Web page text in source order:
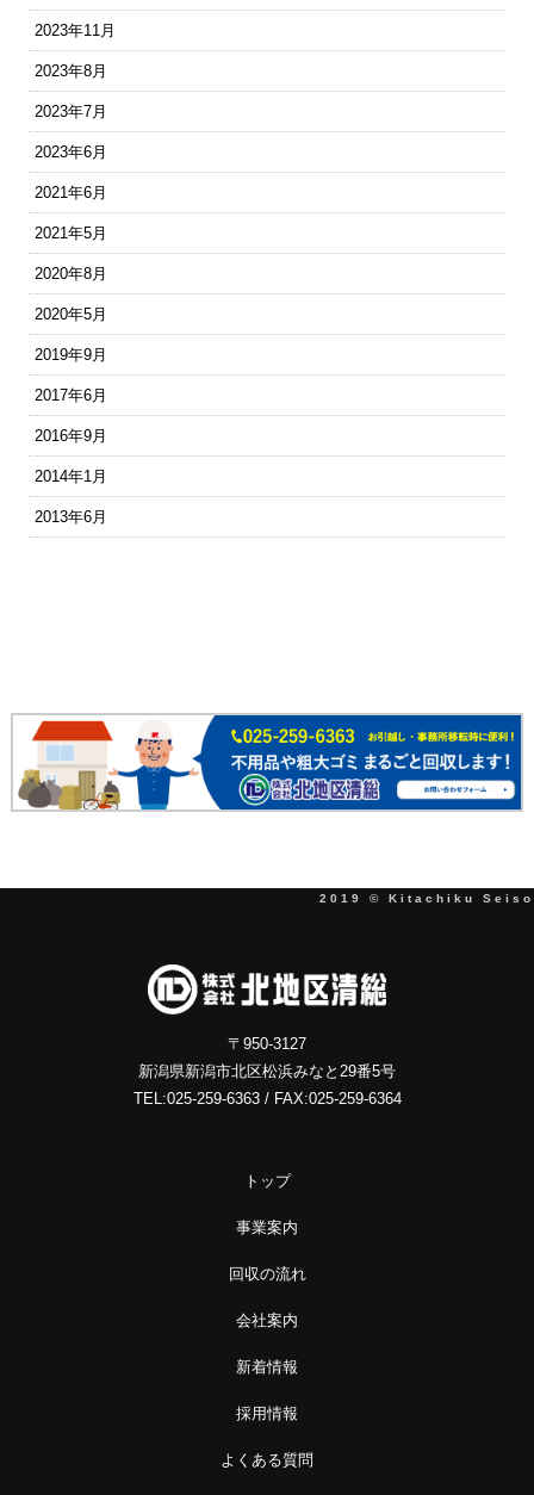
2023年11月
2023年8月
2023年7月
2023年6月
2021年6月
2021年5月
2020年8月
2020年5月
2019年9月
2017年6月
2016年9月
2014年1月
2013年6月
2019 © Kitachiku Seiso
〒950-3127
新潟県新潟市北区松浜みなと29番5号
TEL:025-259-6363 / FAX:025-259-6364
トップ
事業案内
回収の流れ
会社案内
新着情報
採用情報
よくある質問